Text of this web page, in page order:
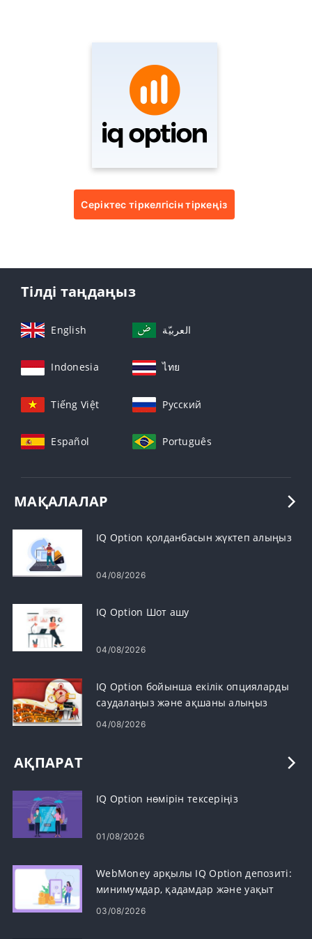
Серіктес тіркелгісін тіркеңіз
Тілді таңдаңыз
English العربيّة
Indonesia ไทย
Tiếng Việt Русский
Español Português
МАҚАЛАЛАР
IQ Option қолданбасын жүктеп алыңыз
04/08/2026
IQ Option Шот ашу
04/08/2026
IQ Option бойынша екілік опцияларды
саудалаңыз және ақшаны алыңыз
04/08/2026
АҚПАРАТ
IQ Option нөмірін тексеріңіз
01/08/2026
WebMoney арқылы IQ Option депозиті:
минимумдар, қадамдар және уақыт
03/08/2026